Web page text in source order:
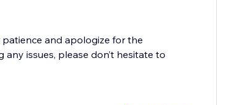
and apologize for the
issues, please don’t hesitate to